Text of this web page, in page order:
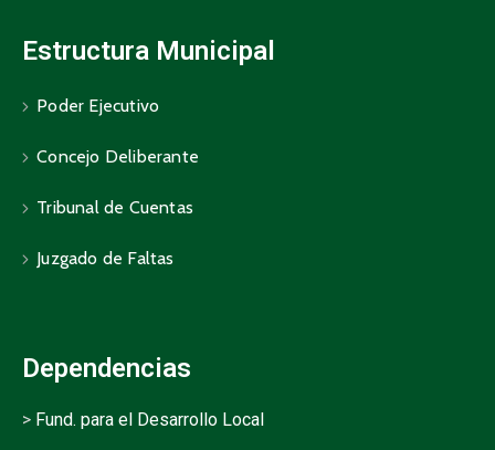
Estructura Municipal
Poder Ejecutivo
Concejo Deliberante
Tribunal de Cuentas
Juzgado de Faltas
Dependencias
> Fund. para el Desarrollo Local